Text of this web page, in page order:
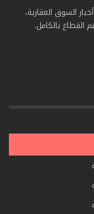
السوق العقارية،
القطاع بالكامل.